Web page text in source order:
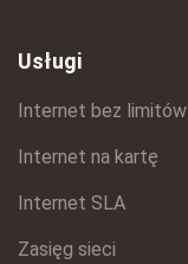
Usługi
Internet bez limitów
Internet na kartę
Internet SLA
Zasięg sieci